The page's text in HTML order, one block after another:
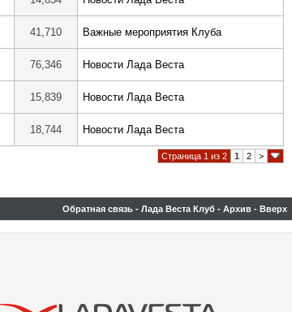
41,710 Важные мероприятия Клуба
76,346 Новости Лада Веста
15,839 Новости Лада Веста
18,744 Новости Лада Веста
Страница 1 из 2 1 2 >
Обратная связь - Лада Веста Клуб - Архив - Вверх